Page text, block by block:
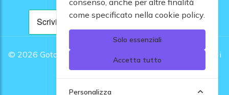
© 2026 Gotomare srl - Partita IVA 12948810960 .
Tutti i
diritti riservati.
consenso, anche per altre finalità
come specificato nella cookie policy.
Solo essenziali
Accetta tutto
Personalizza